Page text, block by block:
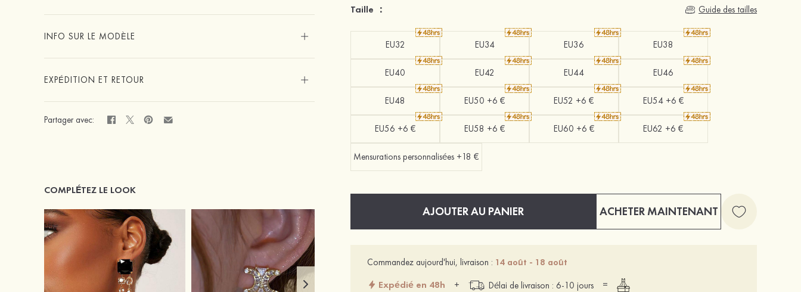
INFO SUR LE MODÈLE
EXPÉDITION ET RETOUR
Partager avec:
COMPLÉTEZ LE LOOK
Taille ： Guide des tailles
EU32 EU34 EU36 EU38
EU40 EU42 EU44 EU46
EU48 EU50 +6 € EU52 +6 € EU54 +6 €
EU56 +6 € EU58 +6 € EU60 +6 € EU62 +6 €
Mensurations personnalisées +18 €
AJOUTER AU PANIER ACHETER MAINTENANT
Commandez aujourd'hui, livraison : 14 août - 18 août
Expédié en 48h + Délai de livraison : 6-10 jours
=